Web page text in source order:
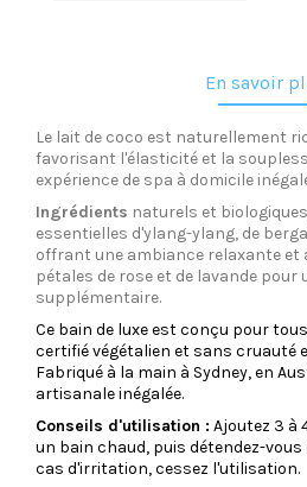
En savoir
Le lait de coco est naturellement
favorisant l'élasticité et la
expérience de spa à domicile
Ingrédients naturels et
essentielles d'ylang-ylang, de
offrant une ambiance relaxante et
pétales de rose et de lavande pour
supplémentaire.
Ce bain de luxe est conçu pour
certifié végétalien et sans cruauté
Fabriqué à la main à Sydney, en
artisanale inégalée.
Conseils d'utilisation : Ajoutez 3 à
un bain chaud, puis détendez-
cas d'irritation, cessez l'utilisation.